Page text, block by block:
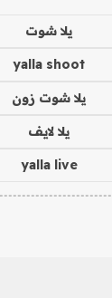
يلا شوت
yalla shoot
يلا شوت زون
يلا لايف
yalla live